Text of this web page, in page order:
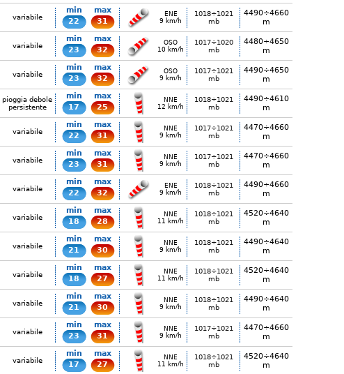
variabile
min
22
max
31
ENE
9 km/h
1018÷1021
mb
4490÷4660
m
variabile
min
23
max
32
OSO
10 km/h
1017÷1020
mb
4480÷4650
m
variabile
min
23
max
32
OSO
9 km/h
1017÷1021
mb
4490÷4650
m
pioggia debole
persistente
min
17
max
25
NNE
12 km/h
1018÷1021
mb
4490÷4610
m
variabile
min
22
max
31
NNE
9 km/h
1017÷1021
mb
4470÷4660
m
variabile
min
23
max
31
NNE
9 km/h
1017÷1021
mb
4470÷4660
m
variabile
min
22
max
32
ENE
9 km/h
1018÷1021
mb
4490÷4660
m
variabile
min
18
max
28
NNE
11 km/h
1018÷1021
mb
4520÷4640
m
variabile
min
21
max
30
NNE
9 km/h
1018÷1021
mb
4490÷4640
m
variabile
min
18
max
27
NNE
11 km/h
1018÷1021
mb
4520÷4640
m
variabile
min
21
max
30
NNE
9 km/h
1018÷1021
mb
4490÷4640
m
variabile
min
23
max
31
NNE
9 km/h
1017÷1021
mb
4470÷4660
m
variabile
min
17
max
27
NNE
11 km/h
1018÷1021
mb
4520÷4640
m